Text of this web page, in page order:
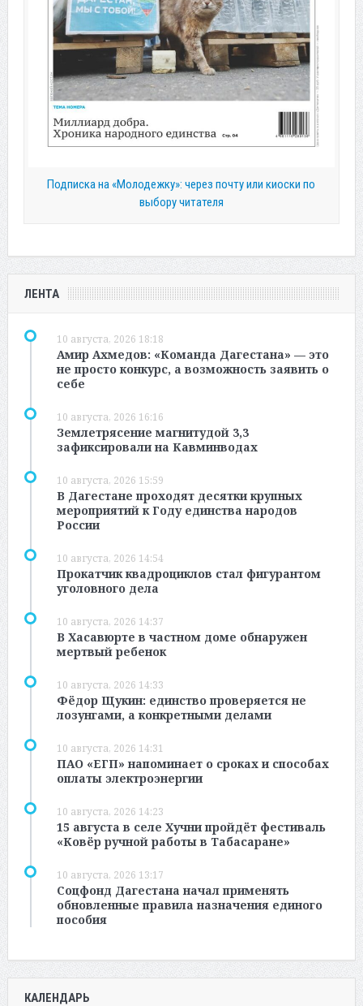
Подписка на «Молодежку»: через почту или киоски по
выбору читателя
ЛЕНТА
10 августа, 2026 18:18
Амир Ахмедов: «Команда Дагестана» — это
не просто конкурс, а возможность заявить о
себе
10 августа, 2026 16:16
Землетрясение магнитудой 3,3
зафиксировали на Кавминводах
10 августа, 2026 15:59
В Дагестане проходят десятки крупных
мероприятий к Году единства народов
России
10 августа, 2026 14:54
Прокатчик квадроциклов стал фигурантом
уголовного дела
10 августа, 2026 14:37
В Хасавюрте в частном доме обнаружен
мертвый ребенок
10 августа, 2026 14:33
Фёдор Щукин: единство проверяется не
лозунгами, а конкретными делами
10 августа, 2026 14:31
ПАО «ЕГП» напоминает о сроках и способах
оплаты электроэнергии
10 августа, 2026 14:23
15 августа в селе Хучни пройдёт фестиваль
«Ковёр ручной работы в Табасаране»
10 августа, 2026 13:17
Соцфонд Дагестана начал применять
обновленные правила назначения единого
пособия
КАЛЕНДАРЬ